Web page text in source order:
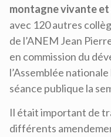
montagne vivante et
avec 120 autres
de l’ANEM Jean
en commission du
l’Assemblée
séance publique la
Il était important de
différents